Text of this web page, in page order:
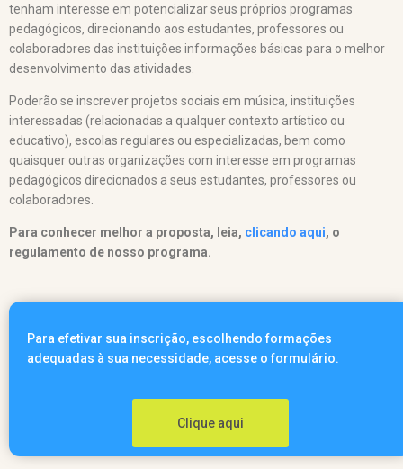
tenham interesse em potencializar seus próprios programas
pedagógicos, direcionando aos estudantes, professores ou
colaboradores das instituições informações básicas para o melhor
desenvolvimento das atividades.
Poderão se inscrever projetos sociais em música, instituições
interessadas (relacionadas a qualquer contexto artístico ou
educativo), escolas regulares ou especializadas, bem como
quaisquer outras organizações com interesse em programas
pedagógicos direcionados a seus estudantes, professores ou
colaboradores.
Para conhecer melhor a proposta, leia, clicando aqui, o
regulamento de nosso programa.
Para efetivar sua inscrição, escolhendo formações
adequadas à sua necessidade, acesse o formulário.
Clique aqui